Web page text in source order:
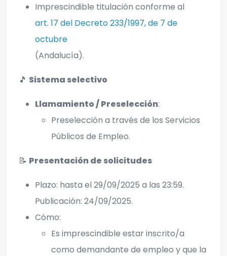
Imprescindible titulación conforme al
art. 17 del Decreto 233/1997, de 7 de
octubre
(Andalucía).
🎵 Sistema selectivo
Llamamiento / Preselección:
Preselección a través de los Servicios
Públicos de Empleo.
📝 Presentación de solicitudes
Plazo: hasta el 29/09/2025 a las 23:59.
Publicación: 24/09/2025.
Cómo:
Es imprescindible estar inscrito/a
como demandante de empleo y que la